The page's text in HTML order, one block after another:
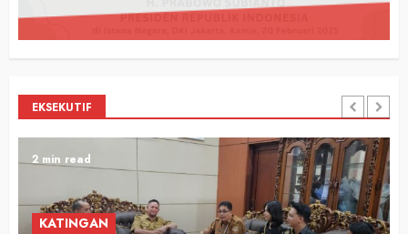
EKSEKUTIF
2 min read
KATINGAN